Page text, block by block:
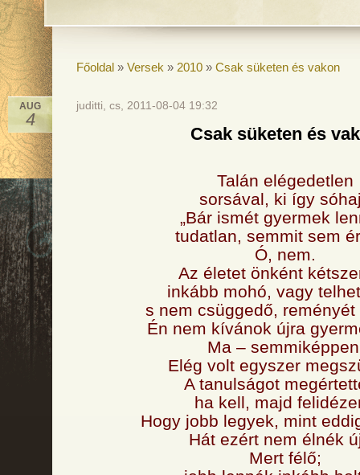
Főoldal » Versek » 2010 » Csak süketen és vakon
AUG
4
juditti, cs, 2011-08-04 19:32
Csak süketen és
Talán elégedetlen
sorsával, ki így
„Bár ismét gyermek
tudatlan, semmit sem
Ó, nem.
Az életet önként
inkább mohó, vagy
s nem csüggedő,
Én nem kívánok újra
Ma –
Elég volt egyszer
A tanulságot
ha kell, majd
Hogy jobb legyek, mint
Hát ezért nem élnék
Mert félő;